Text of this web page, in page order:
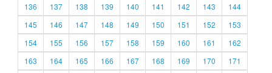
136
137 138 139 140 141 142 143
144
145
146 147 148 149 150 151 152
153
154
155 156 157 158 159 160 161
162
163
164 165 166 167 168 169 170
171